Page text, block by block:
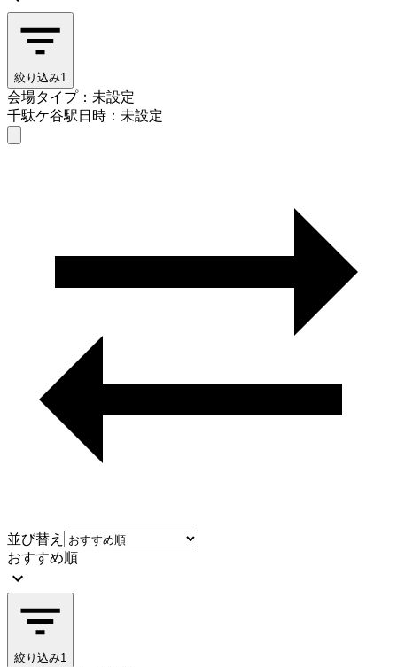
絞り込み1
会場タイプ：未設定
千駄ケ谷駅日時：未設定
並び替え
おすすめ順
絞り込み1